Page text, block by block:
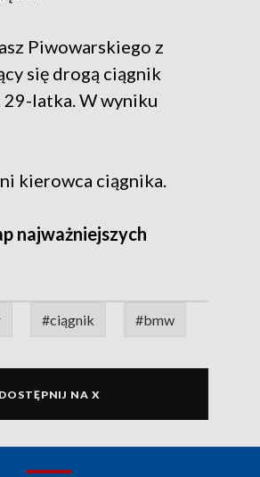
Piwowarskiego z
się drogą ciągnik
29-latka. W wyniku
kierowca ciągnika.
najważniejszych
#ciągnik #bmw
NA X